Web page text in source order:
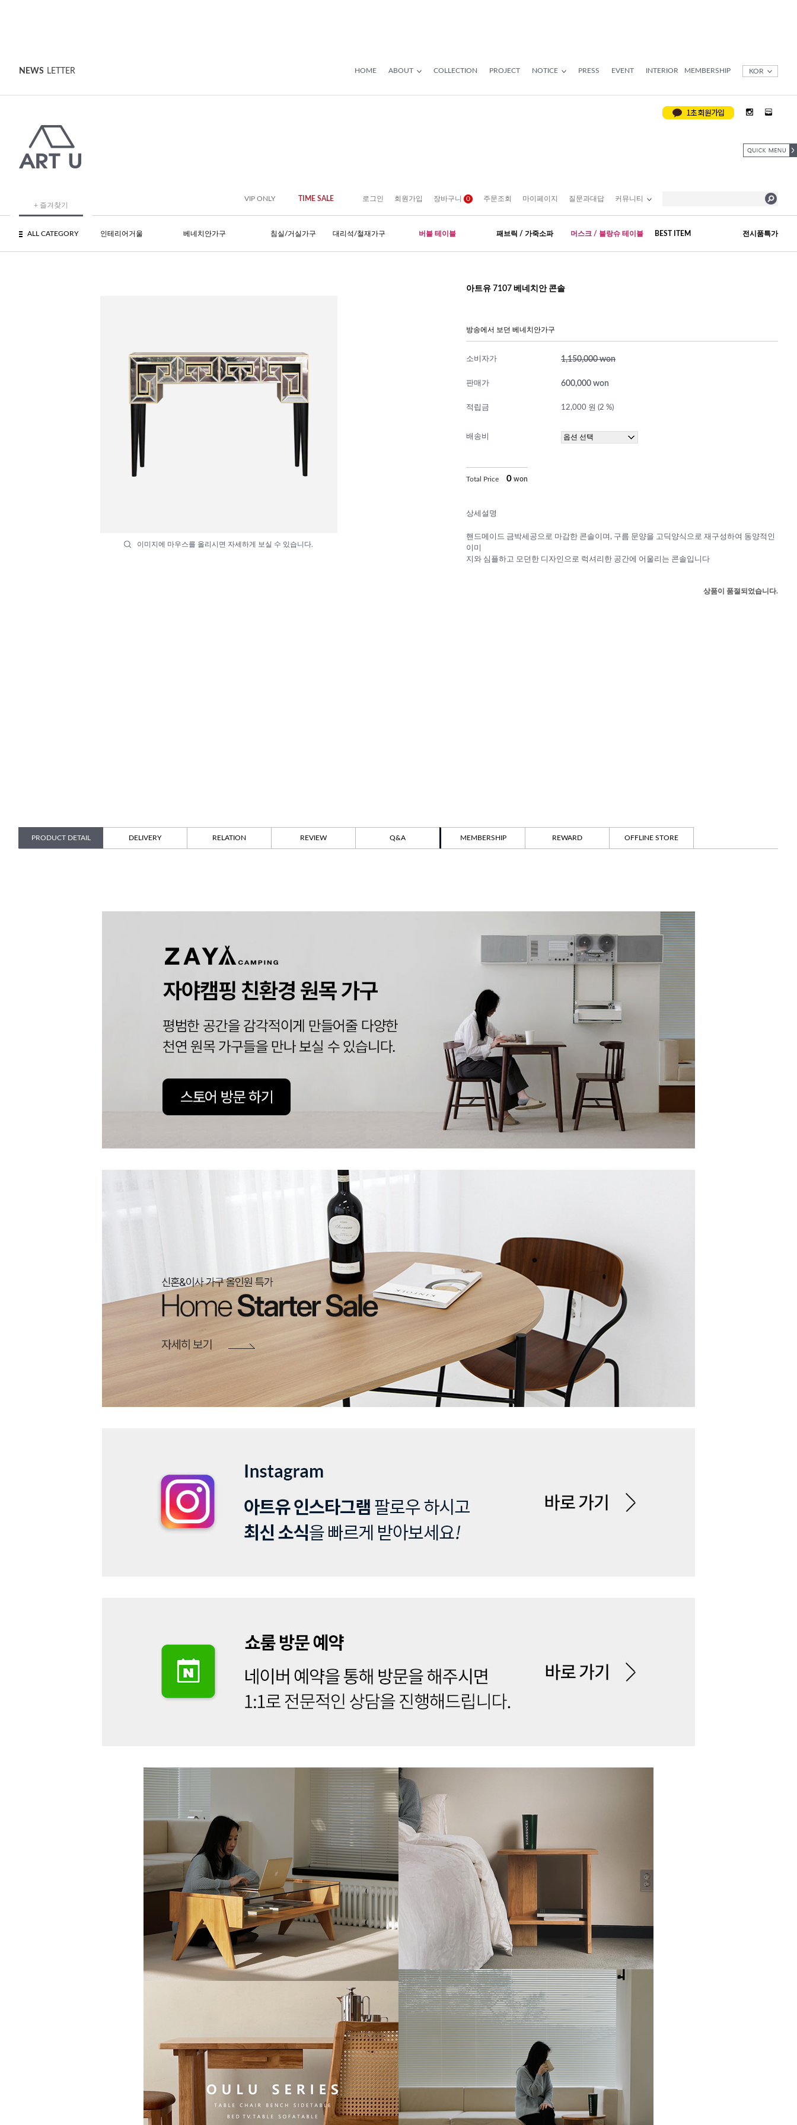
NEWS LETTER HOME ABOUT COLLECTION PROJECT NOTICE PRESS EVENT INTERIOR MEMBERSHIP KOR
+ 즐겨찾기
VIP ONLY TIME SALE 로그인 회원가입 장바구니 0 주문조회 마이페이지 질문과대답 커뮤니티
ALL CATEGORY 인테리어거울 베네치안가구 침실/거실가구 대리석/철재가구 버블 테이블 패브릭 / 가죽소파 머스크 / 블랑슈 테이블 BEST ITEM 전시품특가
이미지에 마우스를 올리시면 자세하게 보실 수 있습니다.
아트유 7107 베네치안 콘솔
방송에서 보던 베네치안가구
소비자가 1,150,000 won
판매가 600,000 won
적립금 12,000 원 (2 %)
배송비
Total Price 0 won
상세설명
핸드메이드 금박세공으로 마감한 콘솔이며, 구름 문양을 고딕양식으로 재구성하여 동양적인
이미
지와 심플하고 모던한 디자인으로 럭셔리한 공간에 어울리는 콘솔입니다
상품이 품절되었습니다.
PRODUCT DETAIL DELIVERY RELATION REVIEW Q&A MEMBERSHIP REWARD OFFLINE STORE